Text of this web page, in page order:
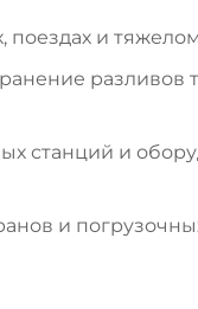
поездах и
станций и
и